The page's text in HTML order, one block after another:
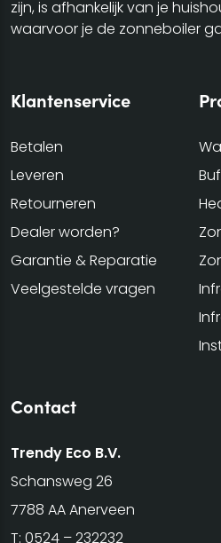
zijn, is afhankelijk van je
waarvoor je de zonneboiler
Klantenservice
Betalen
Leveren
Retourneren
Dealer worden?
Garantie & Reparatie
Veelgestelde vragen
Contact
Trendy Eco B.V.
Schansweg 26
7788 AA Anerveen
T: 0524 – 232232